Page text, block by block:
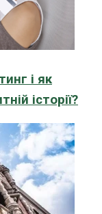
і як
історії?